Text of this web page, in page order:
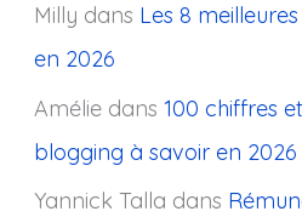
Milly dans Les 8
en 2026
Améliedans 100 chiffres
blogging à savoir en 2026
Yannick Talla dans